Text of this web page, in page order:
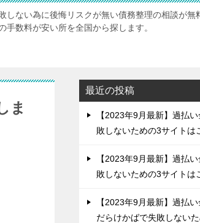
しない為に後悔リスクが無い債務整理の相談が無
手数料が安い所を全国から探します。
ま
最近の投稿
【2023年9月最新】過払
敗しないための3サイトは
【2023年9月最新】過払
敗しないための3サイトは
【2023年9月最新】過払
だらけかばで失敗しない